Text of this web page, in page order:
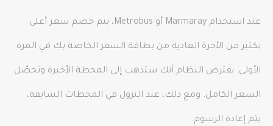
عند استخدام Marmaray أو Metrobus، يتم خصم سعر أعلى
بكثير من الأجرة العادية من بطاقة السفر الخاصة بك في المرة
الأولى. يفترض النظام أنك ستذهب إلى المحطة الأخيرة وتحصّل
السعر الكامل. ومع ذلك، عند النزول في المحطات السابقة،
يتم إعادة الرسوم.